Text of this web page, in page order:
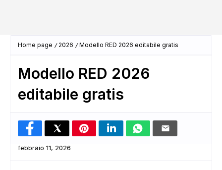
Home page 2026 Modello RED 2026 editabile gratis
Modello RED 2026
editabile gratis
febbraio 11, 2026